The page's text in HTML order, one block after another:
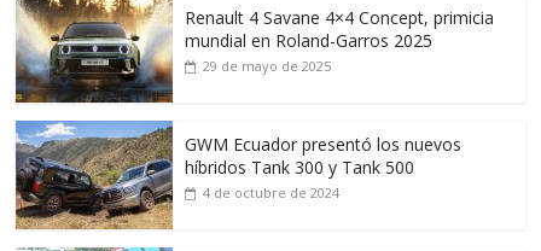
Renault 4 Savane 4×4 Concept, primicia
mundial en Roland-Garros 2025
29 de mayo de 2025
GWM Ecuador presentó los nuevos
híbridos Tank 300 y Tank 500
4 de octubre de 2024